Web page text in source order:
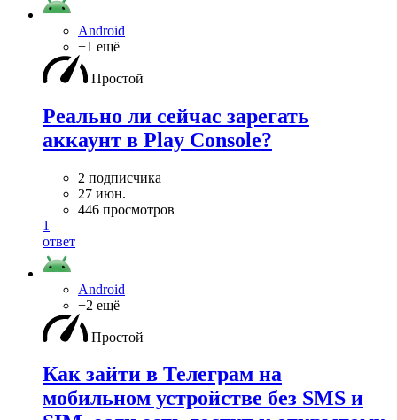
Android
+1 ещё
Простой
Реально ли сейчас зарегать
аккаунт в Play Console?
2 подписчика
27 июн.
446 просмотров
1
ответ
Android
+2 ещё
Простой
Как зайти в Телеграм на
мобильном устройстве без SMS и